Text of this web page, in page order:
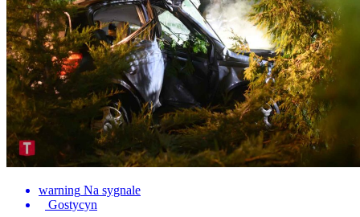
warning Na sygnale
Gostycyn